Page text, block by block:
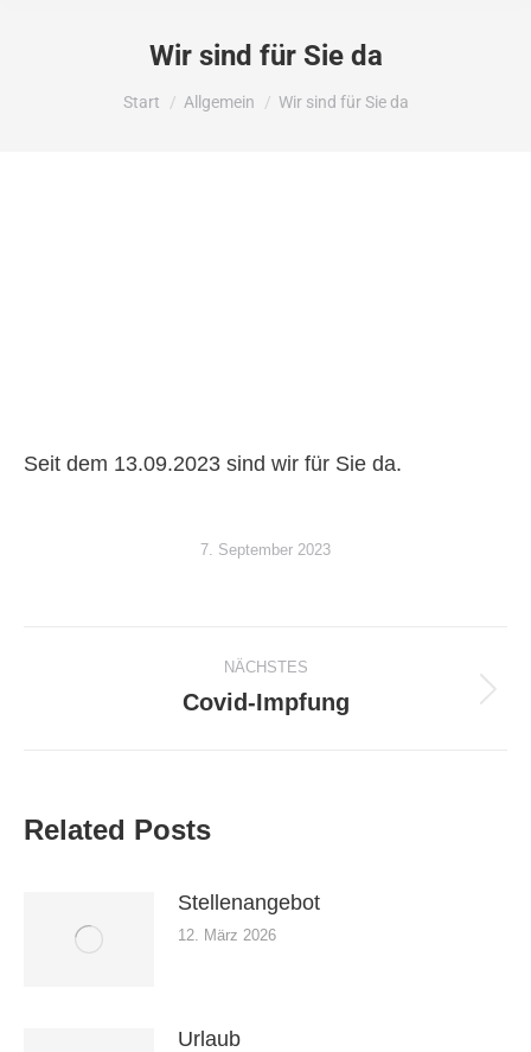
Wir sind für Sie da
Sie befinden sich hier:
Start Allgemein Wir sind für Sie da
Seit dem 13.09.2023 sind wir für Sie da.
7. September 2023
Kommentarnavigation
NÄCHSTES
Nächster
Covid-Impfung
Related Posts
Stellenangebot
12. März 2026
Urlaub